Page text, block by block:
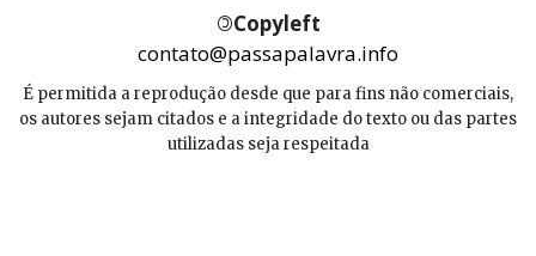
©Copyleft
contato@passapalavra.info
É permitida a reprodução desde que para fins não comerciais,
os autores sejam citados e a integridade do texto ou das partes
utilizadas seja respeitada